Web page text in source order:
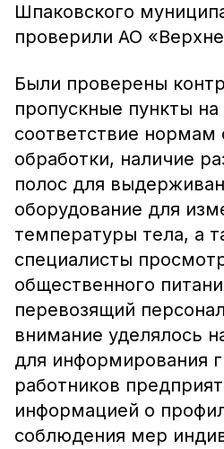
Шпаковского
проверили АО
Были проверены
пропускные пункты
соответствие нормам
обработки, наличие
полос для
оборудование для
температуры тела, а
специалисты
общественного
перевозящий
внимание уделялось
для информирования
работников
информацией о
соблюдения мер